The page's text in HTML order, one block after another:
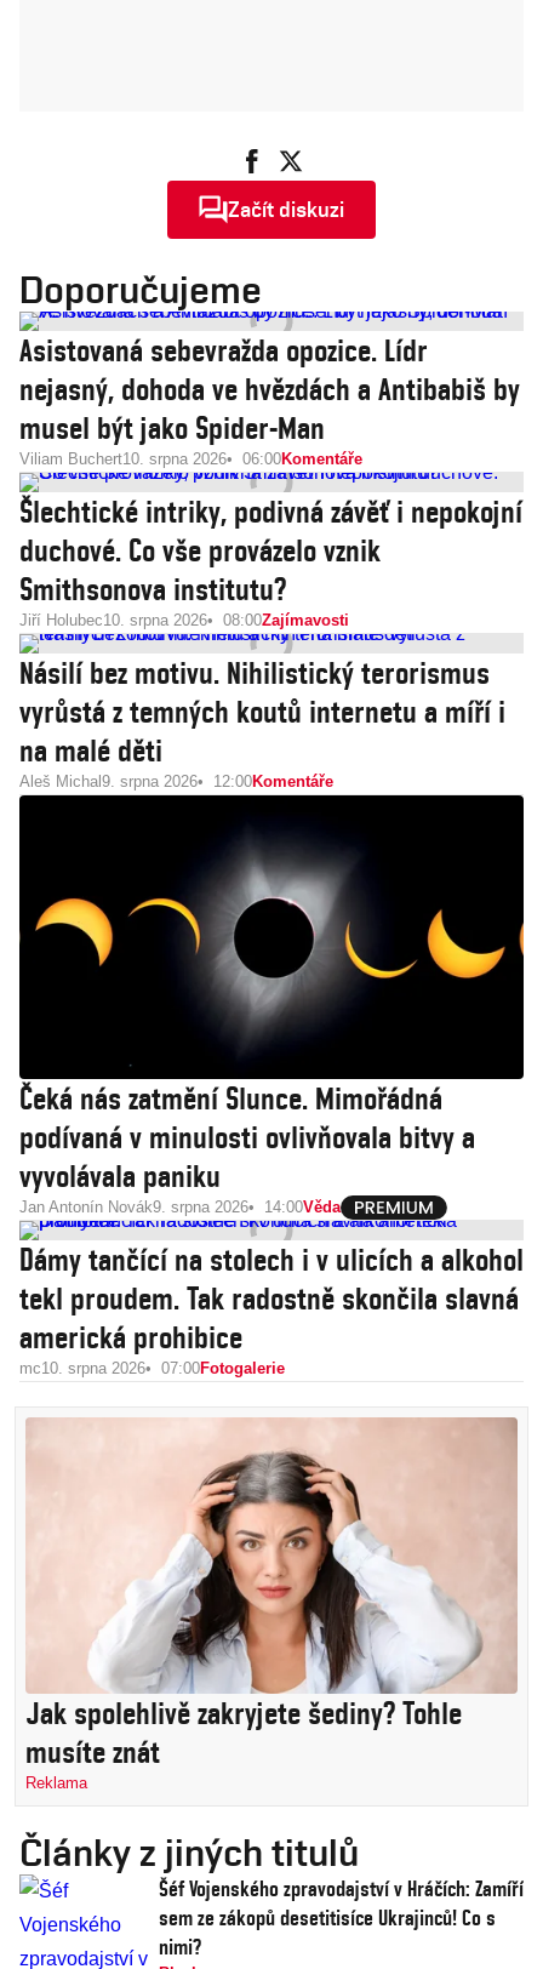
Začít diskuzi
Doporučujeme
Asistovaná sebevražda opozice. Lídr
nejasný, dohoda ve hvězdách a Antibabiš by
musel být jako Spider-Man
Viliam Buchert10. srpna 2026 06:00Komentáře
Šlechtické intriky, podivná závěť i nepokojní
duchové. Co vše provázelo vznik
Smithsonova institutu?
Jiří Holubec10. srpna 2026 08:00Zajímavosti
Násilí bez motivu. Nihilistický terorismus
vyrůstá z temných koutů internetu a míří i
na malé děti
Aleš Michal 9. srpna 2026 12:00Komentáře
Čeká nás zatmění Slunce. Mimořádná
podívaná v minulosti ovlivňovala bitvy a
vyvolávala paniku
Jan Antonín Novák9. srpna 2026 14:00Věda
Dámy tančící na stolech i v ulicích a alkohol
tekl proudem. Tak radostně skončila slavná
americká prohibice
mc10. srpna 2026 07:00Fotogalerie
Jak spolehlivě zakryjete šediny? Tohle
musíte znát
Reklama
Články z jiných titulů
Šéf Vojenského zpravodajství v Hráčích: Zamíří
sem ze zákopů desetitisíce Ukrajinců! Co s
nimi?